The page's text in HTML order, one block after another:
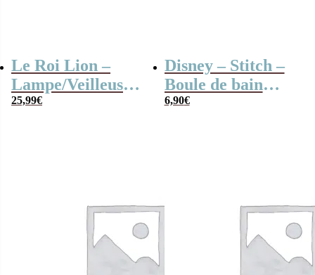
Le Roi Lion –
Lampe/Veilleuse
3D – 17,5 cm
25,99€
Disney – Stitch –
Boule de bain
effervescente –
6,90€